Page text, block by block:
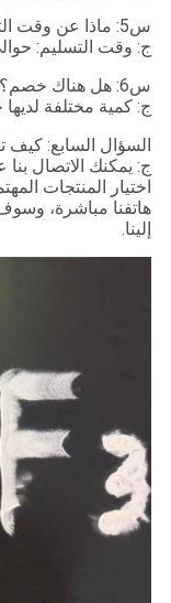
س5: ماذا عن وقت التسليم؟
ج: وقت التسليم: حوالي 3-5 أيام بعد تأكيد
س6: هل هناك خصم؟
ج: كمية مختلفة
السؤال السابع: كيف
ج: يمكنك الاتصال
اختيار المنتجات
هاتفنا مباشرة،
إلينا.